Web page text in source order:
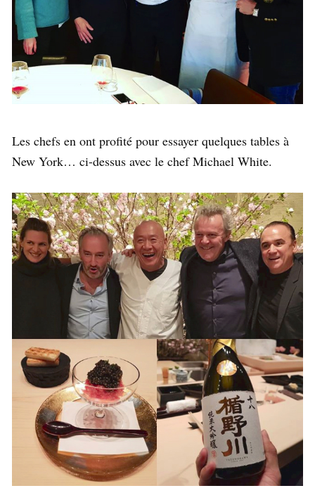
Les chefs en ont profité pour essayer quelques tables à
New York… ci-dessus avec le chef Michael White.